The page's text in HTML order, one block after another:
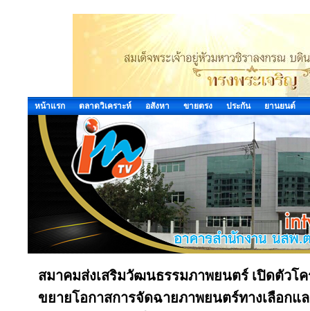
หน้าแรก ตลาดวิเคราะห์ อสังหา ขายตรง ประกัน ยานยนต์
สมาคมส่งเสริมวัฒนธรรมภาพยนตร์ เปิดตัวโ
ขยายโอกาสการจัดฉายภาพยนตร์ทางเลือกแ